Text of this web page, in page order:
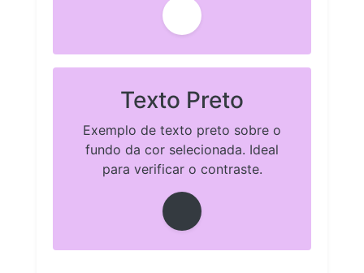
Texto Preto
Exemplo de texto preto sobre o
fundo da cor selecionada. Ideal
para verificar o contraste.